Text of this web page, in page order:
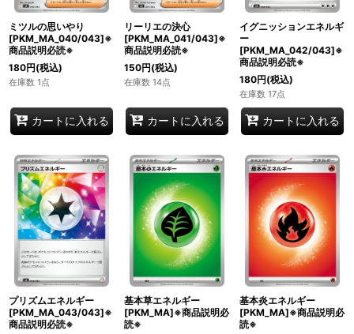
ミツルの思いやり
[PKM_MA_040/043]※
商品説明必読※
180円(税込)
在庫数 1点
カートに入れる
リーリエの決心
[PKM_MA_041/043]※
商品説明必読※
150円(税込)
在庫数 14点
カートに入れる
イグニッションエネルギ
ー
[PKM_MA_042/043]※
商品説明必読※
180円(税込)
在庫数 17点
カートに入れる
プリズムエネルギー
[PKM_MA_043/043]※
商品説明必読※
基本草エネルギー
[PKM_MA]※商品説明必
読※
基本炎エネルギー
[PKM_MA]※商品説明必
読※